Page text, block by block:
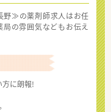
野≫の薬剤師求人はお任
局の雰囲気などもお伝え
方に朗報!